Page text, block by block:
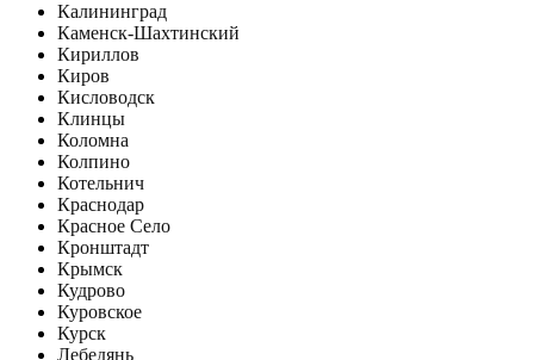
Калининград
Каменск-Шахтинский
Кириллов
Киров
Кисловодск
Клинцы
Коломна
Колпино
Котельнич
Краснодар
Красное Село
Кронштадт
Крымск
Кудрово
Куровское
Курск
Лебедянь